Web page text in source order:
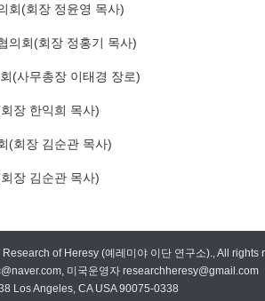
회(회장 정윤영 목사)
의회(회장 정홍기 목사)
(사무총장 이태경 장로)
장 한익희 목사)
(회장 김순관 목사)
장 김순관 목사)
of Heresy (예레미야 이단 연구소)., All rights
미국운영자 researchheresy@gmail.com
Los Angeles, CA USA 90075-0338